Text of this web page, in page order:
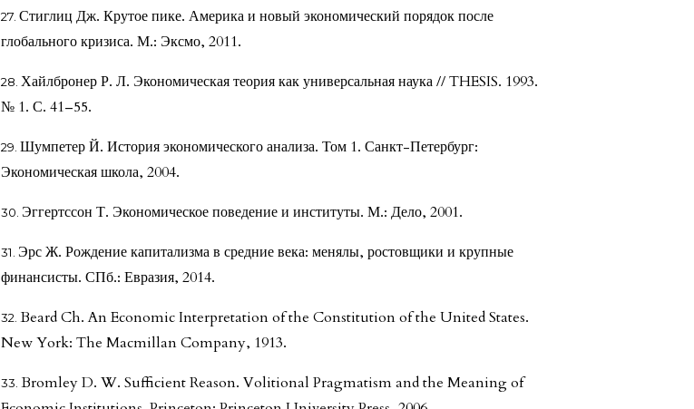
Стиглиц Дж. Крутое пике. Америка и новый экономический порядок после
глобального кризиса. М.: Эксмо, 2011.
Хайлбронер Р. Л. Экономическая теория как универсальная наука // THESIS. 1993.
№ 1. С. 41–55.
Шумпетер Й. История экономического анализа. Том 1. Санкт-Петербург:
Экономическая школа, 2004.
Эггертссон Т. Экономическое поведение и институты. М.: Дело, 2001.
Эрс Ж. Рождение капитализма в средние века: менялы, ростовщики и крупные
финансисты. СПб.: Евразия, 2014.
Beard Ch. An Economic Interpretation of the Constitution of the United States.
New York: The Macmillan Company, 1913.
Bromley D. W. Sufficient Reason. Volitional Pragmatism and the Meaning of